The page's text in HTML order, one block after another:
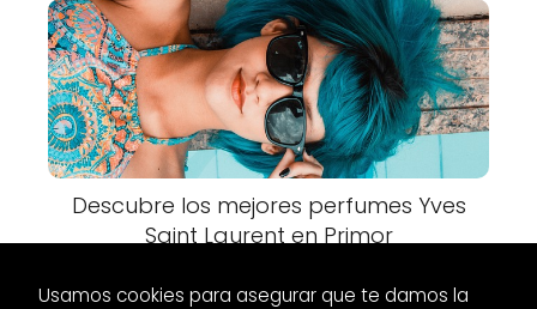
Descubre los mejores perfumes Yves
Saint Laurent en Primor
Usamos cookies para asegurar que te damos la